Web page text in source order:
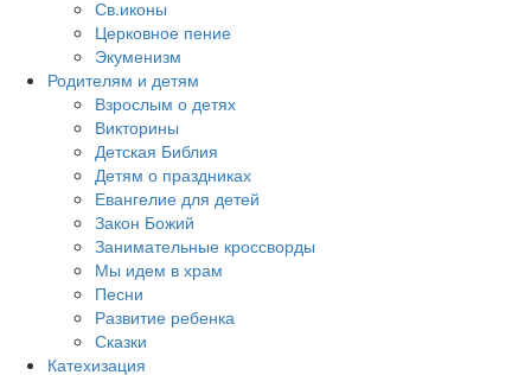
Св.иконы
Церковное пение
Экуменизм
Родителям и детям
Взрослым о детях
Викторины
Детская Библия
Детям о праздниках
Евангелие для детей
Закон Божий
Занимательные кроссворды
Мы идем в храм
Песни
Развитие ребенка
Сказки
Катехизация